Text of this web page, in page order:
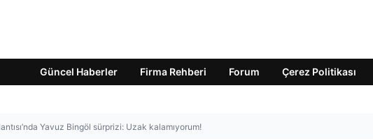
Güncel Haberler Firma Rehberi Forum Çerez Politikası
Yavuz Bingöl sürprizi: Uzak kalamıyorum!